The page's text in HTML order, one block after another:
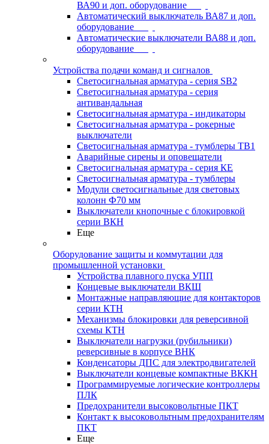
ВА90 и доп. оборудование
Автоматический выключатель ВА87 и доп.
оборудование
Автоматические выключатели ВА88 и доп.
оборудование
Устройства подачи команд и сигналов
Светосигнальная арматура - серия SB2
Светосигнальная арматура - серия
антивандальная
Светосигнальная арматура - индикаторы
Светосигнальная арматура - рокерные
выключатели
Светосигнальная арматура - тумблеры ТВ1
Аварийные сирены и оповещатели
Светосигнальная арматура - серия КЕ
Светосигнальная арматура - тумблеры
Модули светосигнальные для световых
колонн Ф70 мм
Выключатели кнопочные с блокировкой
серии ВКН
Еще
Оборудование защиты и коммутации для
промышленной установки
Устройства плавного пуска УПП
Концевые выключатели ВКШ
Монтажные направляющие для контакторов
серии КТН
Механизмы блокировки для реверсивной
схемы КТН
Выключатели нагрузки (рубильники)
реверсивные в корпусе ВНК
Конденсаторы ДПС для электродвигателей
Выключатели концевые компактные ВККН
Программируемые логические контроллеры
ПЛК
Предохранители высоковольтные ПКТ
Контакт к высоковольтным предохранителям
ПКТ
Еще